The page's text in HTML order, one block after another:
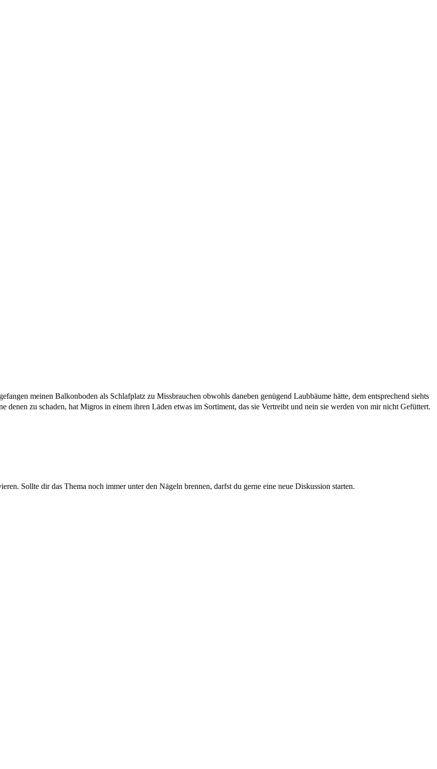
meinen Balkonboden als Schlafplatz zu Missbrauchen obwohls daneben genügend Laubbäume hätte, dem entsprechend siehts
zu schaden, hat Migros in einem ihren Läden etwas im Sortiment, das sie Vertreibt und nein sie werden von mir nicht Gefüttert.
Sollte dir das Thema noch immer unter den Nägeln brennen, darfst du gerne eine neue Diskussion starten.